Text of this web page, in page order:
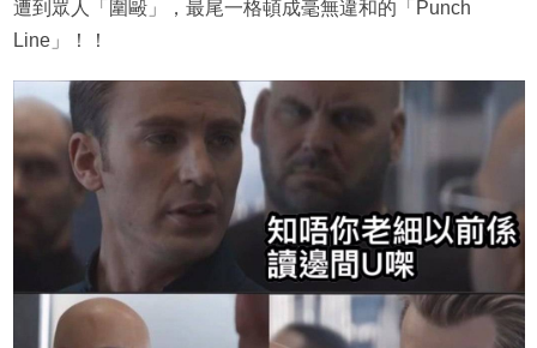
遭到眾人「圍毆」，最尾一格頓成毫無違和的「Punch
Line」！！